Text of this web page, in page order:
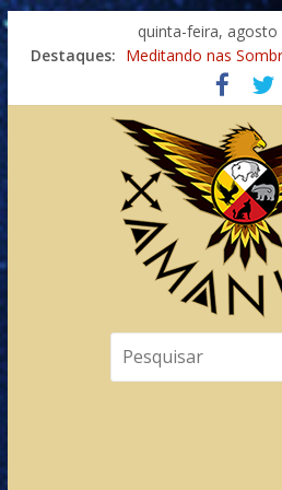
quinta-feira, agosto
Destaques: Meditando nas
Autosuficiência: A
Xamanismo Universal
Totens – Caminho
Imaginação na Cura